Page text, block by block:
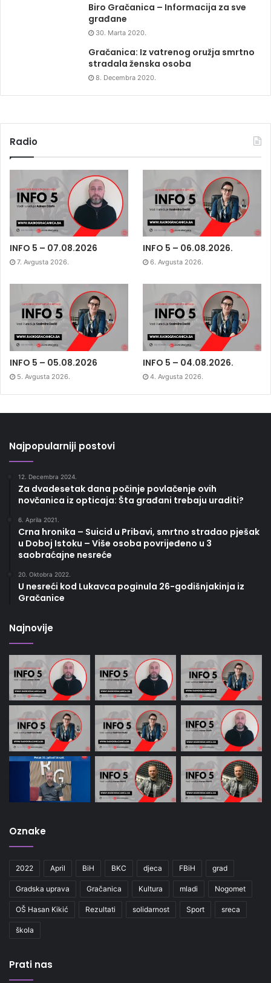
Biro Gračanica – Informacija za sve
građane
30. Marta 2020.
Gračanica: Iz vatrenog oružja smrtno
stradala ženska osoba
8. Decembra 2020.
Radio
INFO 5 – 07.08.2026
7. Avgusta 2026.
INFO 5 – 06.08.2026.
6. Avgusta 2026.
INFO 5 – 05.08.2026
5. Avgusta 2026.
INFO 5 – 04.08.2026.
4. Avgusta 2026.
Najpopularniji postovi
12. Decembra 2024.
Za dvadesetak dana počinje povlačenje ovih
novčanica iz opticaja: Šta građani trebaju uraditi?
6. Aprila 2021.
Crna hronika – Suicid u Pribavi, smrtno stradao pješak
u Doboj Istoku – Više osoba povrijeđeno u 3
saobraćajne nesreće
20. Oktobra 2022.
U nesreći kod Lukavca poginula 26-godišnjakinja iz
Gračanice
Najnovije
Oznake
2022 April BiH BKC djeca FBiH grad
Gradska uprava Gračanica Kultura mladi Nogomet
OŠ Hasan Kikić Rezultati solidarnost Sport sreca
škola
Prati nas